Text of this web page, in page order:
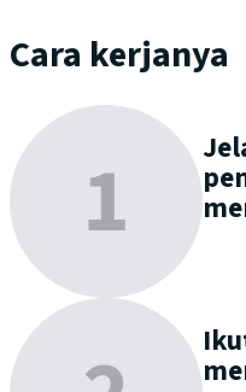
Cara kerjanya